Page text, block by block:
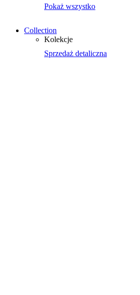
Pokaż wszystko
Collection
Kolekcje
Sprzedaż detaliczna